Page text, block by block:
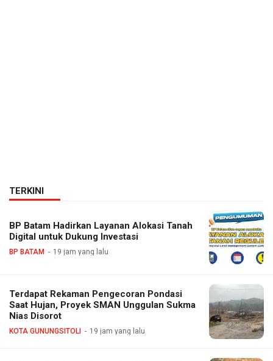
TERKINI
BP Batam Hadirkan Layanan Alokasi Tanah
Digital untuk Dukung Investasi
BP BATAM 19 jam yang lalu
Terdapat Rekaman Pengecoran Pondasi
Saat Hujan, Proyek SMAN Unggulan Sukma
Nias Disorot
KOTA GUNUNGSITOLI 19 jam yang lalu